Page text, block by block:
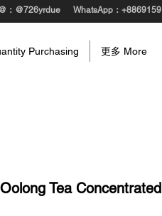
：@726yrdue WhatsApp：
Purchasing 更多 More
Tea Concentrated